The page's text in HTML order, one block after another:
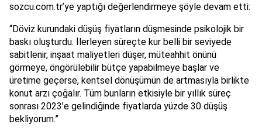
sozcu.com.tr’ye yaptığı değerlendirmeye şöyle devam etti:
“Döviz kurundaki düşüş fiyatların düşmesinde psikolojik bir
baskı oluşturdu. İlerleyen süreçte kur belli bir seviyede
sabitlenir, inşaat maliyetleri düşer, müteahhit önünü
görmeye, öngörülebilir bütçe yapabilmeye başlar ve
üretime geçerse, kentsel dönüşümün de artmasıyla birlikte
konut arzı çoğalır. Tüm bunların etkisiyle bir yıllık süreç
sonrası 2023’e gelindiğinde fiyatlarda yüzde 30 düşüş
bekliyorum.”